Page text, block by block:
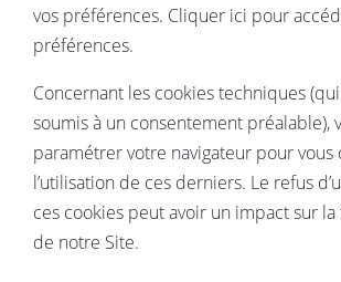
vos préférences. Cliquer ici pour
préférences.
Concernant les cookies techniques
soumis à un consentement préalable),
paramétrer votre navigateur pour vous
l’utilisation de ces derniers. Le refus
ces cookies peut avoir un impact sur
de notre Site.